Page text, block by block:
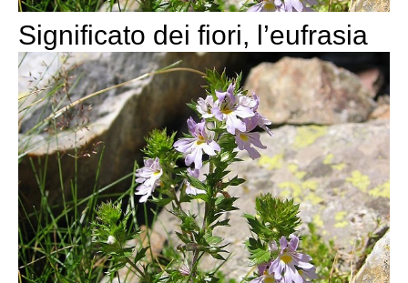
Significato dei fiori, l’eufrasia